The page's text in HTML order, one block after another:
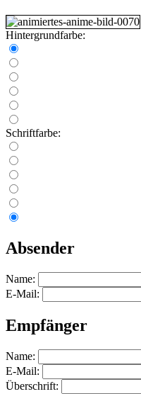
Hintergrundfarbe:
Schriftfarbe:
Absender
Name:
E-Mail:
Empfänger
Name:
E-Mail:
Überschrift: